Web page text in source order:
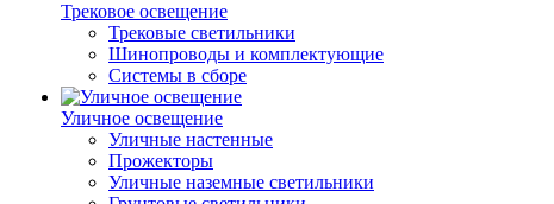
Трековое освещение
Трековые светильники
Шинопроводы и комплектующие
Системы в сборе
Уличное освещение
Уличные настенные
Прожекторы
Уличные наземные светильники